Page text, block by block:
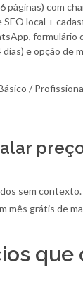
páginas) com
SEO local +
formulário
e opção de
/
sem
mês grátis de
que